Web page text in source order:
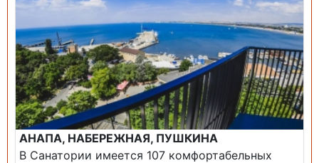
АНАПА, НАБЕРЕЖНАЯ, ПУШКИНА
В Санатории имеется 107 комфортабельных